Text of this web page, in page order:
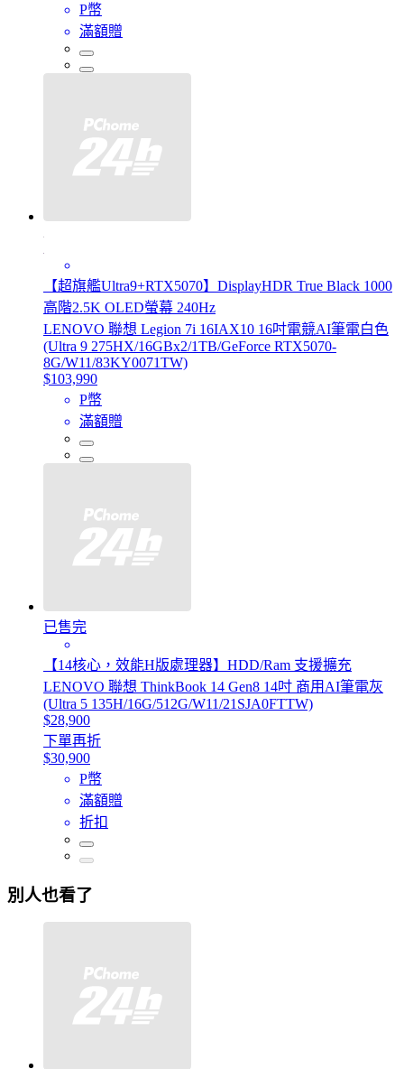
P幣
滿額贈
【超旗艦Ultra9+RTX5070】DisplayHDR True Black 1000
高階2.5K OLED螢幕 240Hz
LENOVO 聯想 Legion 7i 16IAX10 16吋電競AI筆電白色
(Ultra 9 275HX/16GBx2/1TB/GeForce RTX5070-
8G/W11/83KY0071TW)
$103,990
P幣
滿額贈
已售完
【14核心，效能H版處理器】HDD/Ram 支援擴充
LENOVO 聯想 ThinkBook 14 Gen8 14吋 商用AI筆電灰
(Ultra 5 135H/16G/512G/W11/21SJA0FTTW)
$28,900
下單再折
$30,900
P幣
滿額贈
折扣
別人也看了